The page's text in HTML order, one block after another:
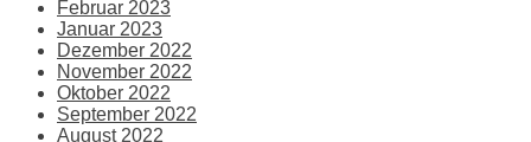
Februar 2023
Januar 2023
Dezember 2022
November 2022
Oktober 2022
September 2022
August 2022